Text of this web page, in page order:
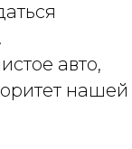
авто,
нашей